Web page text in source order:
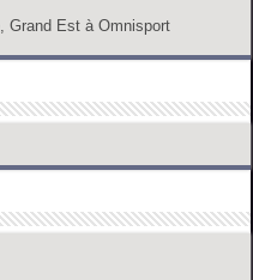
Grand Est à Omnisport